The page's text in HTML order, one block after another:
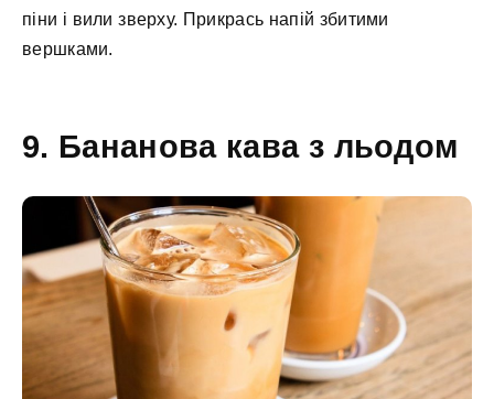
піни і вили зверху. Прикрась напій збитими
вершками.
9. Бананова кава з льодом